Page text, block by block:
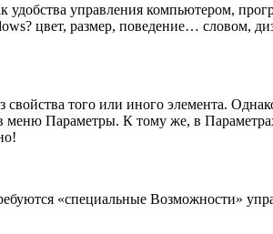
управления компьютером,
цвет, размер, поведение… словом,
того или иного элемента.
меню Параметры. К тому же, в
«специальные Возможности»